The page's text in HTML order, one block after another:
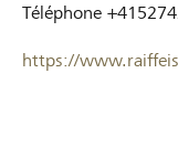
Téléphone
https://